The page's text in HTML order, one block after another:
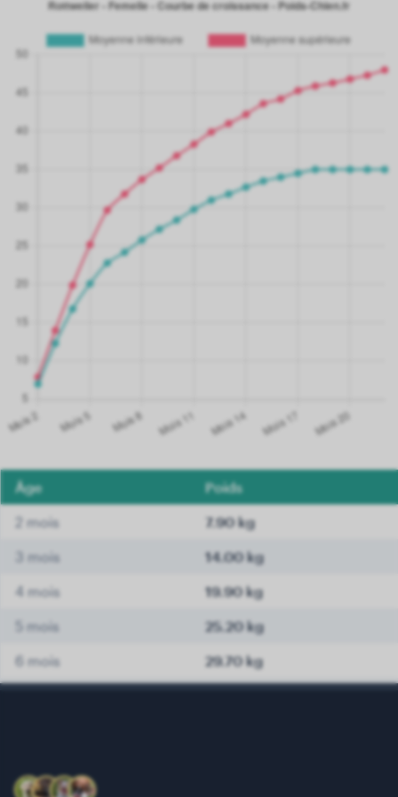
21 mois 58.70 kg
22 mois
23 mois 60.00 kg
Âge Poids
2 mois 7.90 kg
3 mois 14.00 kg
4 mois 19.90 kg
5 mois 25.20 kg
6 mois 29.70 kg